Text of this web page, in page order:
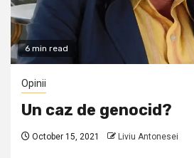
6 min read
Opinii
Un caz de genocid?
October 15, 2021 Liviu Antonesei